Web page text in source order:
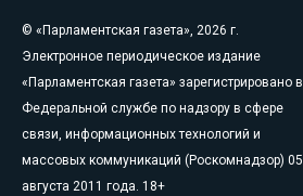
© «Парламентская газета», 2026 г.
Электронное периодическое издание
«Парламентская газета» зарегистрировано в
Федеральной службе по надзору в сфере
связи, информационных технологий и
массовых коммуникаций (Роскомнадзор) 05
августа 2011 года. 18+